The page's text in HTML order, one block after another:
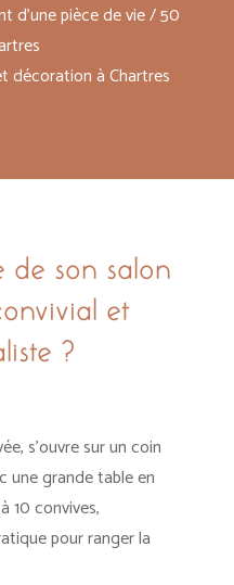
d’une pièce de vie / 50
décoration à Chartres
son salon
et
?
s’ouvre sur un coin
une grande table en
10 convives,
pour ranger la